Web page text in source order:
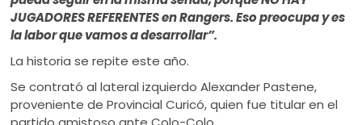
JUGADORES REFERENTES en Rangers. Eso preocupa y es
la labor que vamos a desarrollar”.
La historia se repite este año.
Se contrató al lateral izquierdo Alexander Pastene,
proveniente de Provincial Curicó, quien fue titular en el